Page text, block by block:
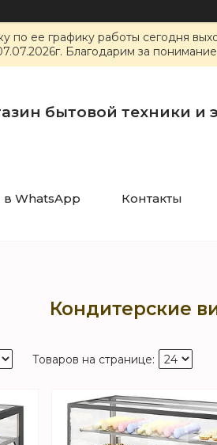
по ее графику работы сегодня
Благодарим за
бытовой техники и
WhatsApp Контакты
Кондитерские